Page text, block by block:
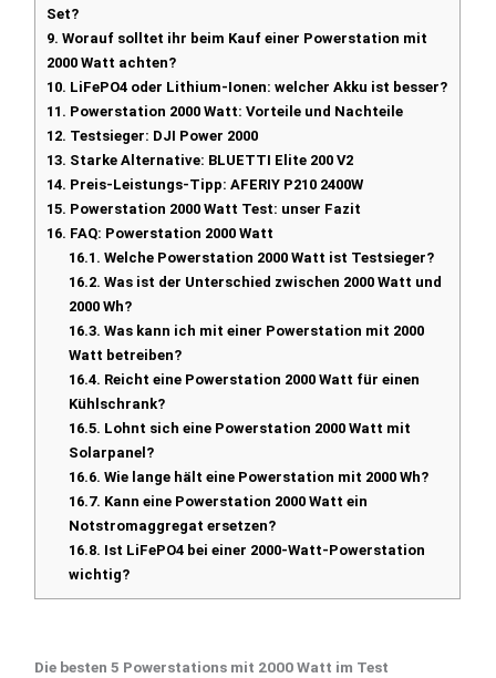
Set?
9. Worauf solltet ihr beim Kauf einer Powerstation mit
2000 Watt achten?
10. LiFePO4 oder Lithium-Ionen: welcher Akku ist besser?
11. Powerstation 2000 Watt: Vorteile und Nachteile
12. Testsieger: DJI Power 2000
13. Starke Alternative: BLUETTI Elite 200 V2
14. Preis-Leistungs-Tipp: AFERIY P210 2400W
15. Powerstation 2000 Watt Test: unser Fazit
16. FAQ: Powerstation 2000 Watt
16.1. Welche Powerstation 2000 Watt ist Testsieger?
16.2. Was ist der Unterschied zwischen 2000 Watt und
2000 Wh?
16.3. Was kann ich mit einer Powerstation mit 2000
Watt betreiben?
16.4. Reicht eine Powerstation 2000 Watt für einen
Kühlschrank?
16.5. Lohnt sich eine Powerstation 2000 Watt mit
Solarpanel?
16.6. Wie lange hält eine Powerstation mit 2000 Wh?
16.7. Kann eine Powerstation 2000 Watt ein
Notstromaggregat ersetzen?
16.8. Ist LiFePO4 bei einer 2000-Watt-Powerstation
wichtig?
Die besten 5 Powerstations mit 2000 Watt im Test